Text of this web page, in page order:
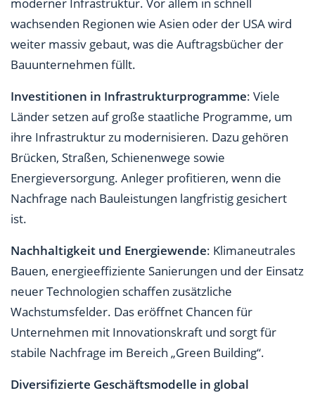
wachsenden Regionen wie Asien oder der USA wird
weiter massiv gebaut, was die Auftragsbücher der
Bauunternehmen füllt.
Investitionen in Infrastrukturprogramme: Viele
Länder setzen auf große staatliche Programme, um
ihre Infrastruktur zu modernisieren. Dazu gehören
Brücken, Straßen, Schienenwege sowie
Energieversorgung. Anleger profitieren, wenn die
Nachfrage nach Bauleistungen langfristig gesichert
ist.
Nachhaltigkeit und Energiewende: Klimaneutrales
Bauen, energieeffiziente Sanierungen und der Einsatz
neuer Technologien schaffen zusätzliche
Wachstumsfelder. Das eröffnet Chancen für
Unternehmen mit Innovationskraft und sorgt für
stabile Nachfrage im Bereich „Green Building“.
Diversifizierte Geschäftsmodelle in global